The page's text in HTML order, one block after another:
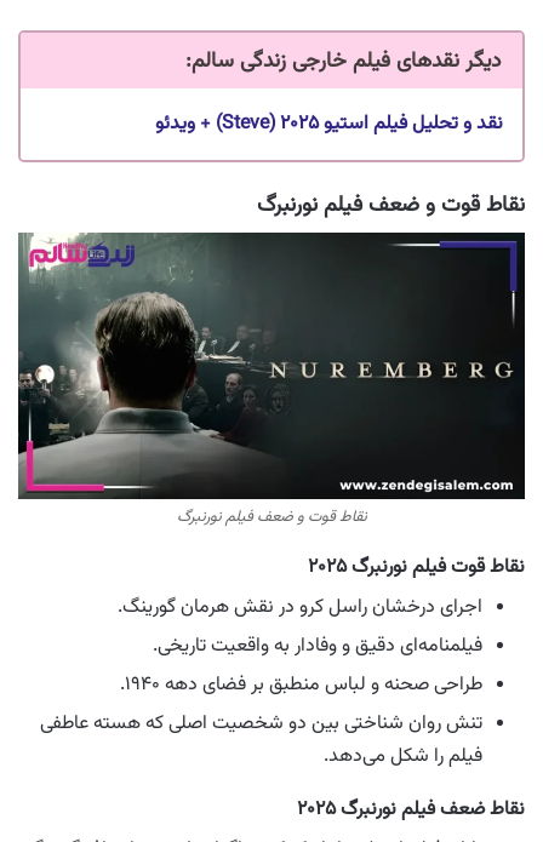
دیگر نقدهای فیلم خارجی زندگی سالم:
نقد و تحلیل فیلم استیو ۲۰۲۵ (Steve) + ویدئو
نقاط قوت و ضعف فیلم نورنبرگ
نقاط قوت و ضعف فیلم نورنبرگ
نقاط قوت فیلم نورنبرگ ۲۰۲۵
اجرای درخشان راسل کرو در نقش هرمان گورینگ.
فیلمنامه‌ای دقیق و وفادار به واقعیت تاریخی.
طراحی صحنه و لباس منطبق بر فضای دهه ۱۹۴۰.
تنش روان‌ شناختی بین دو شخصیت اصلی که هسته عاطفی
فیلم را شکل می‌دهد.
نقاط ضعف فیلم نورنبرگ ۲۰۲۵